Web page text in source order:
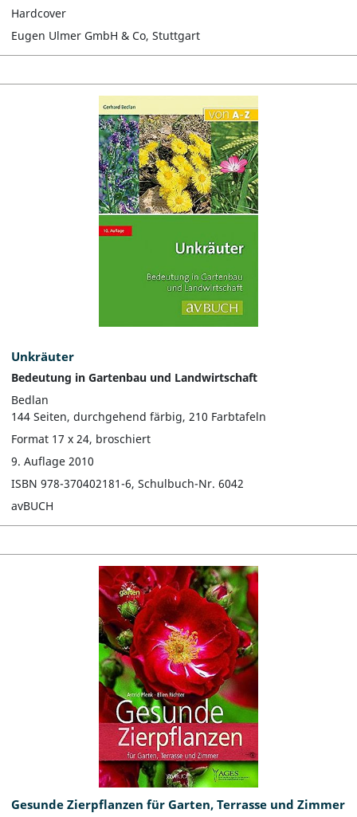
Hardcover
Eugen Ulmer GmbH & Co, Stuttgart
Unkräuter
Bedeutung in Gartenbau und Landwirtschaft
Bedlan
144 Seiten, durchgehend färbig, 210 Farbtafeln
Format 17 x 24, broschiert
9. Auflage 2010
ISBN 978-370402181-6, Schulbuch-Nr. 6042
avBUCH
Gesunde Zierpflanzen für Garten, Terrasse und Zimmer